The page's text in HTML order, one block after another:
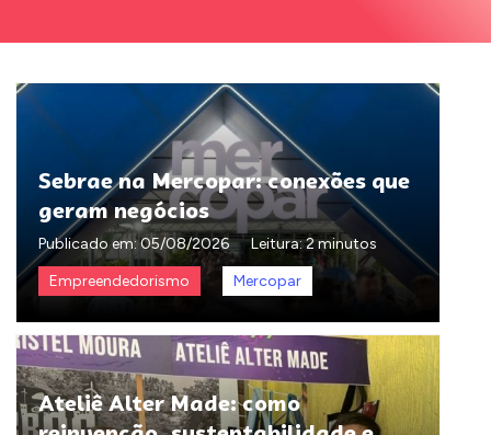
Sebrae na Mercopar: conexões que
geram negócios
Publicado em:05/08/2026
Leitura: 2 minutos
Empreendedorismo
Mercopar
Ateliê Alter Made: como